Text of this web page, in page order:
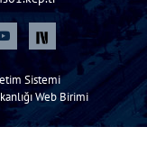
Sistemi
Web Birimi